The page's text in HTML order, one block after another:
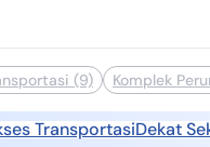
(9) Komplek
TransportasiDekat